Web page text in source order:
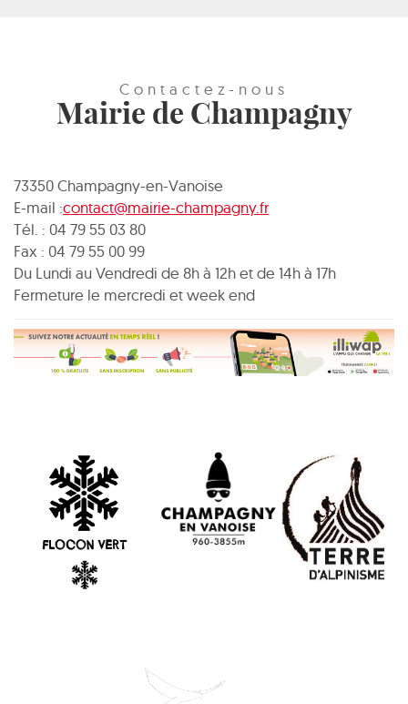
Contactez-nous
Mairie de Champagny
73350 Champagny-en-Vanoise
E-mail :contact@mairie-champagny.fr
Tél. : 04 79 55 03 80
Fax : 04 79 55 00 99
Du Lundi au Vendredi de 8h à 12h et de 14h à 17h
Fermeture le mercredi et week end